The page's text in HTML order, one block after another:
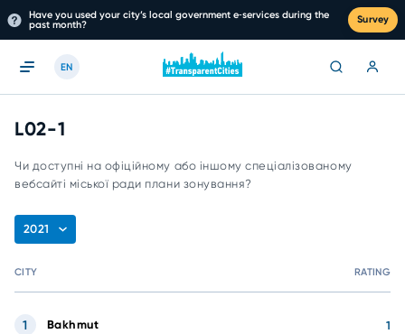
Have you used your city’s local government e‑services during the
past month?
Survey
EN
L02-1
Чи доступні на офіційному або іншому спеціалізованому
вебсайті міської ради плани зонування?
2021
CITY RATING
Bakhmut 1
1